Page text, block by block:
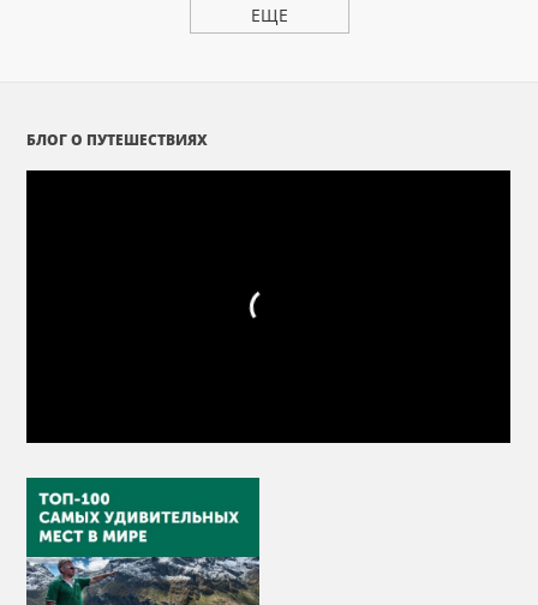
ЕЩЕ
БЛОГ О ПУТЕШЕСТВИЯХ